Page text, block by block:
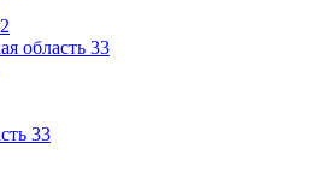
2
область 33
33